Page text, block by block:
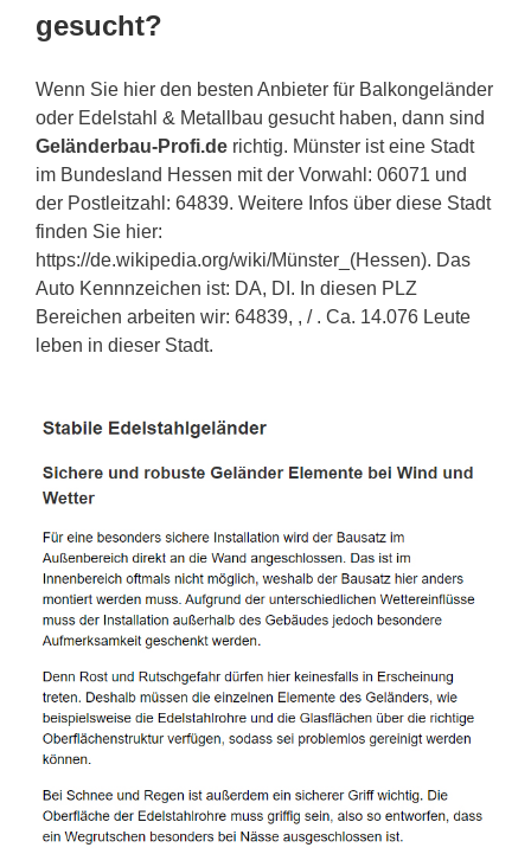
gesucht?
Wenn Sie hier den besten Anbieter für Balkongeländer
oder Edelstahl & Metallbau gesucht haben, dann sind
Geländerbau-Profi.de richtig. Münster ist eine Stadt
im Bundesland Hessen mit der Vorwahl: 06071 und
der Postleitzahl: 64839. Weitere Infos über diese Stadt
finden Sie hier:
https://de.wikipedia.org/wiki/Münster_(Hessen). Das
Auto Kennnzeichen ist: DA, DI. In diesen PLZ
Bereichen arbeiten wir: 64839, , / . Ca. 14.076 Leute
leben in dieser Stadt.